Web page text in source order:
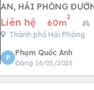
AN, HẢI PHÒNG
Liên hệ · 60m
2
·
Thành phố Hải Phòng
P
Phạm Quốc Anh
Đăng 16/05/2025